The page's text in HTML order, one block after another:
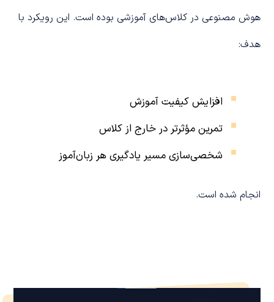
هوش مصنوعی در کلاس‌های آموزشی بوده است. این رویکرد با
هدف:
افزایش کیفیت آموزش
تمرین مؤثرتر در خارج از کلاس
شخصی‌سازی مسیر یادگیری هر زبان‌آموز
انجام شده است.